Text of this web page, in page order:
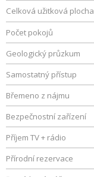
Celková užitková plocha
Počet pokojů
Geologický průzkum
Samostatný přístup
Břemeno z nájmu
Bezpečnostní zařízení
Příjem TV + rádio
Přírodní rezervace